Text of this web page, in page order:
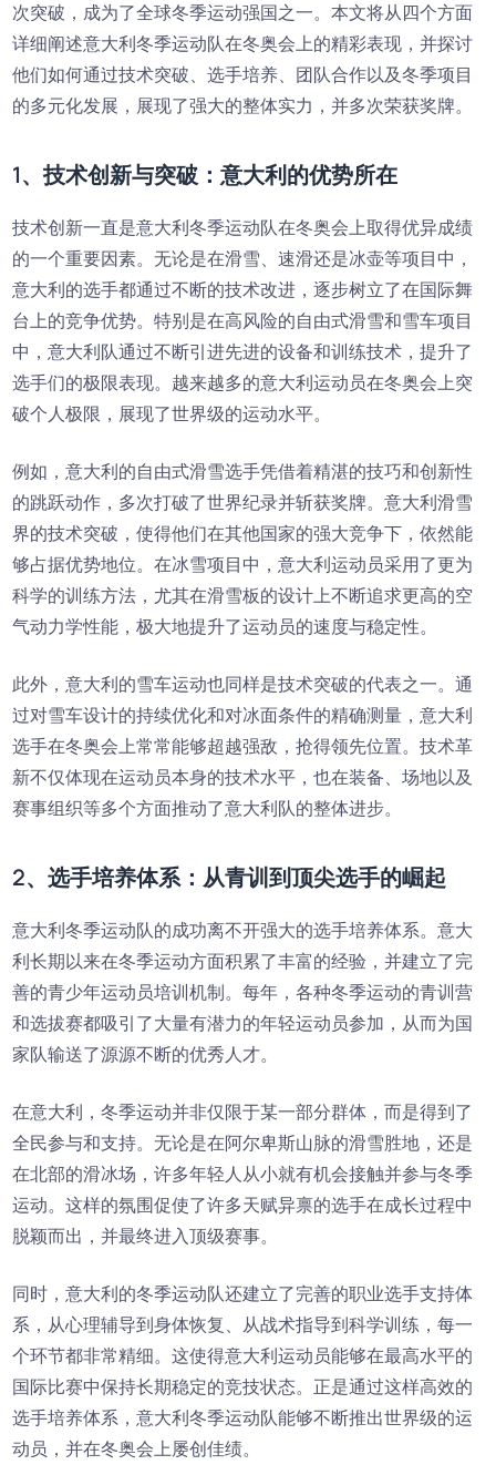
次突破，成为了全球冬季运动强国之一。本文将从四个方面
详细阐述意大利冬季运动队在冬奥会上的精彩表现，并探讨
他们如何通过技术突破、选手培养、团队合作以及冬季项目
的多元化发展，展现了强大的整体实力，并多次荣获奖牌。
1、技术创新与突破：意大利的优势所在
技术创新一直是意大利冬季运动队在冬奥会上取得优异成绩
的一个重要因素。无论是在滑雪、速滑还是冰壶等项目中，
意大利的选手都通过不断的技术改进，逐步树立了在国际舞
台上的竞争优势。特别是在高风险的自由式滑雪和雪车项目
中，意大利队通过不断引进先进的设备和训练技术，提升了
选手们的极限表现。越来越多的意大利运动员在冬奥会上突
破个人极限，展现了世界级的运动水平。
例如，意大利的自由式滑雪选手凭借着精湛的技巧和创新性
的跳跃动作，多次打破了世界纪录并斩获奖牌。意大利滑雪
界的技术突破，使得他们在其他国家的强大竞争下，依然能
够占据优势地位。在冰雪项目中，意大利运动员采用了更为
科学的训练方法，尤其在滑雪板的设计上不断追求更高的空
气动力学性能，极大地提升了运动员的速度与稳定性。
此外，意大利的雪车运动也同样是技术突破的代表之一。通
过对雪车设计的持续优化和对冰面条件的精确测量，意大利
选手在冬奥会上常常能够超越强敌，抢得领先位置。技术革
新不仅体现在运动员本身的技术水平，也在装备、场地以及
赛事组织等多个方面推动了意大利队的整体进步。
2、选手培养体系：从青训到顶尖选手的崛起
意大利冬季运动队的成功离不开强大的选手培养体系。意大
利长期以来在冬季运动方面积累了丰富的经验，并建立了完
善的青少年运动员培训机制。每年，各种冬季运动的青训营
和选拔赛都吸引了大量有潜力的年轻运动员参加，从而为国
家队输送了源源不断的优秀人才。
在意大利，冬季运动并非仅限于某一部分群体，而是得到了
全民参与和支持。无论是在阿尔卑斯山脉的滑雪胜地，还是
在北部的滑冰场，许多年轻人从小就有机会接触并参与冬季
运动。这样的氛围促使了许多天赋异禀的选手在成长过程中
脱颖而出，并最终进入顶级赛事。
同时，意大利的冬季运动队还建立了完善的职业选手支持体
系，从心理辅导到身体恢复、从战术指导到科学训练，每一
个环节都非常精细。这使得意大利运动员能够在最高水平的
国际比赛中保持长期稳定的竞技状态。正是通过这样高效的
选手培养体系，意大利冬季运动队能够不断推出世界级的运
动员，并在冬奥会上屡创佳绩。